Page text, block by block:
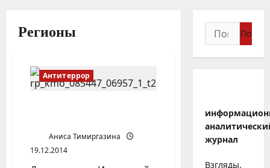
Регионы
Антитеррор
Аниса Тимиргазина
19.12.2014
Найти:
журнал
Взгляды,